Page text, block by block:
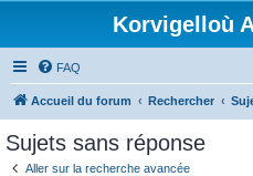
Korvigelloù
FAQ
Accueil du forum Rechercher
Sujets sans réponse
Aller sur la recherche avancée